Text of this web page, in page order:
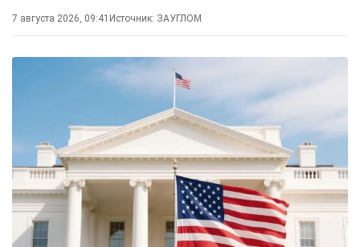
7 августа 2026, 09:41 Источник: ЗАУГЛОМ